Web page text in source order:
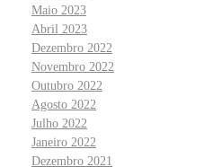
Maio 2023
Abril 2023
Dezembro 2022
Novembro 2022
Outubro 2022
Agosto 2022
Julho 2022
Janeiro 2022
Dezembro 2021